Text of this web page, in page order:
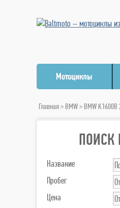
Мотоциклы
Главная> BMW> BMW
ПОИСК
Название
Пробег
Цена